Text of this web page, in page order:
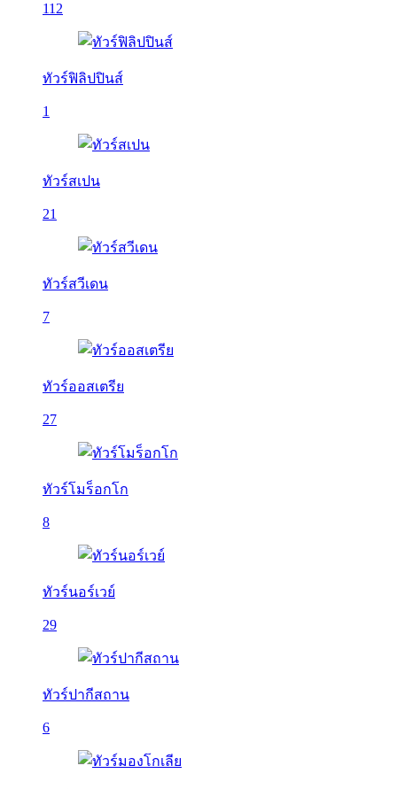
112
ทัวร์ฟิลิปปินส์
1
ทัวร์สเปน
21
ทัวร์สวีเดน
7
ทัวร์ออสเตรีย
27
ทัวร์โมร็อกโก
8
ทัวร์นอร์เวย์
29
ทัวร์ปากีสถาน
6